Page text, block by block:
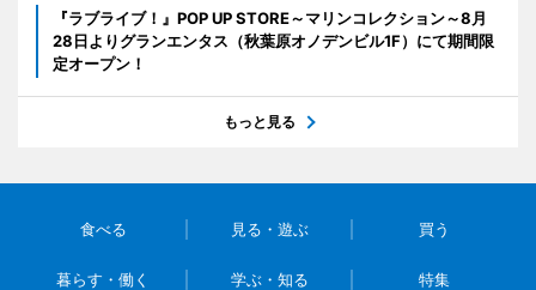
『ラブライブ！』POP UP STORE～マリンコレクション～8月
28日よりグランエンタス（秋葉原オノデンビル1F）にて期間限
定オープン！
もっと見る
食べる 見る・遊ぶ 買う
暮らす・働く 学ぶ・知る 特集